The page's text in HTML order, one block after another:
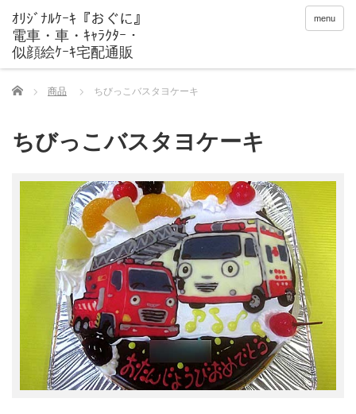
menu
Home 商品 ちびっこバスタヨケーキ
ちびっこバスタヨケーキ